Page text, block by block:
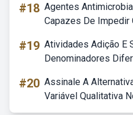
#18 Agentes
Capazes De Impedir
#19 Atividades Adição E
Denominadores
#20 Assinale A
Variável Qualitativa